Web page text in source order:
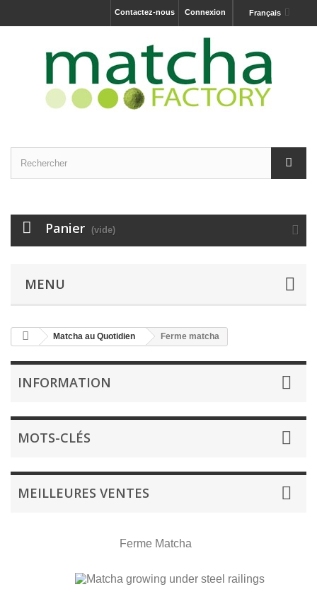
Français
Connexion
Contactez-nous
Panier (vide)
MENU
Matcha au Quotidien Ferme matcha
INFORMATION
MOTS-CLÉS
MEILLEURES VENTES
Ferme Matcha